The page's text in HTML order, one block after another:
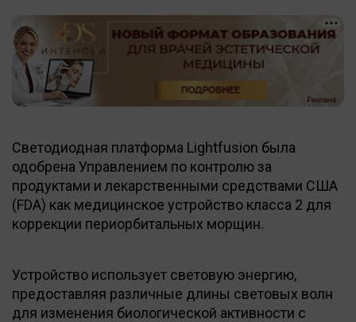
Светодиодная платформа Lightfusion была
одобрена Управлением по контролю за
продуктами и лекарственными средствами США
(FDA) как медицинское устройство класса 2 для
коррекции периорбитальных морщин.
Устройство использует световую энергию,
предоставляя различные длины световых волн
для изменения биологической активности с